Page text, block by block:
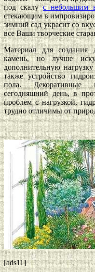
под скалус небольшим
стекающим в
зимний сад украсит со
все Ваши творческие
Материал для создания
камень, но лучше
дополнительную
также устройство
пола. Декоративные
сегодняшний день, в
проблем с нагрузкой,
трудно отличимы от
[ads11]